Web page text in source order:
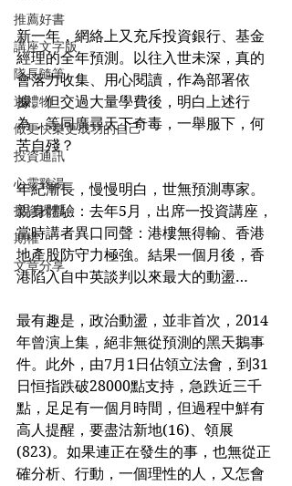
推薦好書
講座文字版
隊長隨筆
送禮物
做更快樂更成功的自己
投資通訊
心靈雞湯
投資課程
期權
文章分享
新一年，網絡上又充斥投資銀行、基金
經理的全年預測。以往入世未深，真的
會落力收集、用心閱讀，作為部署依
據。但交過大量學費後，明白上述行
為，等同廣尋天下奇毒，一舉服下，何
苦自殘？
年紀漸長，慢慢明白，世無預測專家。
親身體驗：去年5月，出席一投資講座，
當時講者異口同聲：港樓無得輸、香港
地產股防守力極強。結果一個月後，香
港陷入自中英談判以來最大的動盪…
最有趣是，政治動盪，並非首次，2014
年曾演上集，絕非無從預測的黑天鵝事
件。此外，由7月1日佔領立法會，到31
日恒指跌破28000點支持，急跌近三千
點，足足有一個月時間，但過程中鮮有
高人提醒，要盡沽新地(16)、領展
(823)。如果連正在發生的事，也無從正
確分析、行動，一個理性的人，又怎會